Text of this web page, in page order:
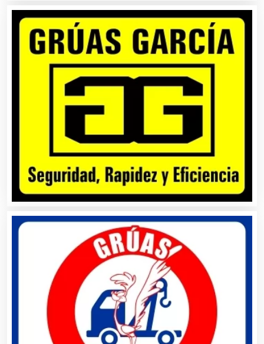
Asilos
Asociaciones Civiles
Audio, Sonido e Iluminación
Audios para Eventos
Autobuses
Automatización